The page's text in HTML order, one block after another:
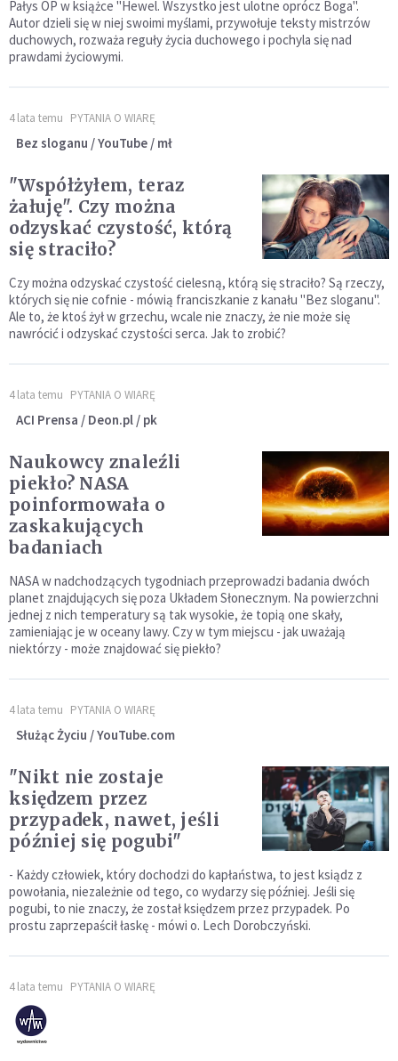
Pałys OP w książce "Hewel. Wszystko jest ulotne oprócz Boga".
Autor dzieli się w niej swoimi myślami, przywołuje teksty mistrzów
duchowych, rozważa reguły życia duchowego i pochyla się nad
prawdami życiowymi.
4 lata temu PYTANIA O WIARĘ
Bez sloganu / YouTube / mł
"Współżyłem, teraz
żałuję". Czy można
odzyskać czystość, którą
się straciło?
Czy można odzyskać czystość cielesną, którą się straciło? Są rzeczy,
których się nie cofnie - mówią franciszkanie z kanału "Bez sloganu".
Ale to, że ktoś żył w grzechu, wcale nie znaczy, że nie może się
nawrócić i odzyskać czystości serca. Jak to zrobić?
4 lata temu PYTANIA O WIARĘ
ACI Prensa / Deon.pl / pk
Naukowcy znaleźli
piekło? NASA
poinformowała o
zaskakujących
badaniach
NASA w nadchodzących tygodniach przeprowadzi badania dwóch
planet znajdujących się poza Układem Słonecznym. Na powierzchni
jednej z nich temperatury są tak wysokie, że topią one skały,
zamieniając je w oceany lawy. Czy w tym miejscu - jak uważają
niektórzy - może znajdować się piekło?
4 lata temu PYTANIA O WIARĘ
Służąc Życiu / YouTube.com
"Nikt nie zostaje
księdzem przez
przypadek, nawet, jeśli
później się pogubi"
- Każdy człowiek, który dochodzi do kapłaństwa, to jest ksiądz z
powołania, niezależnie od tego, co wydarzy się później. Jeśli się
pogubi, to nie znaczy, że został księdzem przez przypadek. Po
prostu zaprzepaścił łaskę - mówi o. Lech Dorobczyński.
4 lata temu PYTANIA O WIARĘ